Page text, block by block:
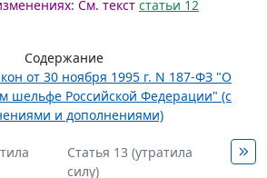
См. текст статьи 12
Содержание
от 30 ноября 1995 г. N 187-ФЗ "О
шельфе Российской Федерации" (с
и дополнениями)
Статья 13 (утратила
силу)